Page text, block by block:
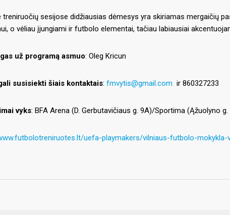
treniruočių sesijose didžiausias dėmesys yra skiriamas mergaičių
o vėliau įjungiami ir futbolo elementai, tačiau labiausiai
už programą asmuo: Oleg Kricun
susisiekti šiais kontaktais: fmvytis@gmail.com ir 860327233
vyks: BFA Arena (D. Gerbutavičiaus g. 9A)/Sportima (Ąžuolyno g.
uefa-playmakers/vilniaus-futbolo-mokykla-